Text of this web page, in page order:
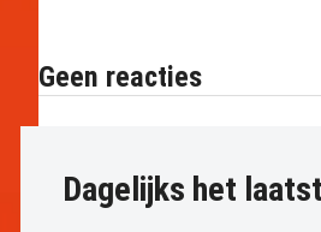
Geen reacties
Dagelijks het